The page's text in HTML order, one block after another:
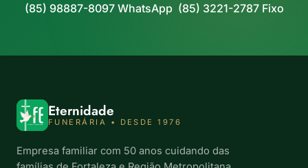
(85) 98887-8097 WhatsApp (85) 3221-2787 Fixo
Eternidade
FUNERÁRIA • DESDE 1976
Empresa familiar com 50 anos cuidando das